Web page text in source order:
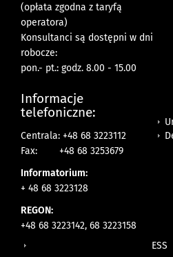
(opłata zgodna z taryfą
operatora)
Konsultanci są dostępni w dni
robocze:
pon.- pt.: godz. 8.00 - 15.00
Informacje
telefoniczne:
Centrala: +48 68 3223112
Fax:
+48 68 3253679
Informatorium:
+ 48 68 3223128
REGON:
+48 68 3223142, 68 3223158
ESS